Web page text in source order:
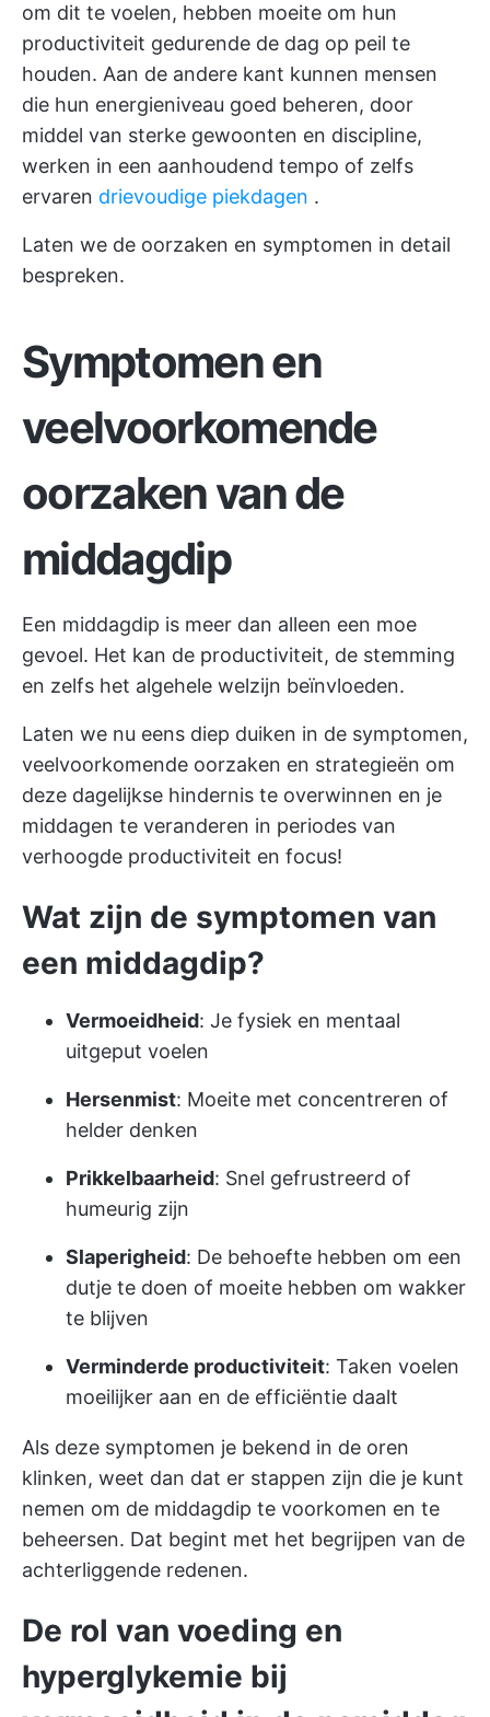
om dit te voelen, hebben moeite om hun
productiviteit gedurende de dag op peil te
houden. Aan de andere kant kunnen mensen
die hun energieniveau goed beheren, door
middel van sterke gewoonten en discipline,
werken in een aanhoudend tempo of zelfs
ervaren drievoudige piekdagen .
Laten we de oorzaken en symptomen in detail
bespreken.
Symptomen en
veelvoorkomende
oorzaken van de
middagdip
Een middagdip is meer dan alleen een moe
gevoel. Het kan de productiviteit, de stemming
en zelfs het algehele welzijn beïnvloeden.
Laten we nu eens diep duiken in de symptomen,
veelvoorkomende oorzaken en strategieën om
deze dagelijkse hindernis te overwinnen en je
middagen te veranderen in periodes van
verhoogde productiviteit en focus!
Wat zijn de symptomen van
een middagdip?
Vermoeidheid: Je fysiek en mentaal
uitgeput voelen
Hersenmist: Moeite met concentreren of
helder denken
Prikkelbaarheid: Snel gefrustreerd of
humeurig zijn
Slaperigheid: De behoefte hebben om een
dutje te doen of moeite hebben om wakker
te blijven
Verminderde productiviteit: Taken voelen
moeilijker aan en de efficiëntie daalt
Als deze symptomen je bekend in de oren
klinken, weet dan dat er stappen zijn die je kunt
nemen om de middagdip te voorkomen en te
beheersen. Dat begint met het begrijpen van de
achterliggende redenen.
De rol van voeding en
hyperglykemie bij